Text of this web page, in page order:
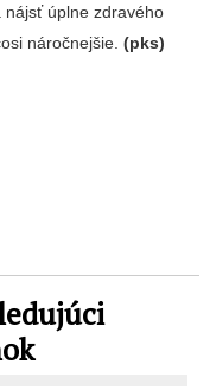
úplne zdravého
náročnejšie. (pks)